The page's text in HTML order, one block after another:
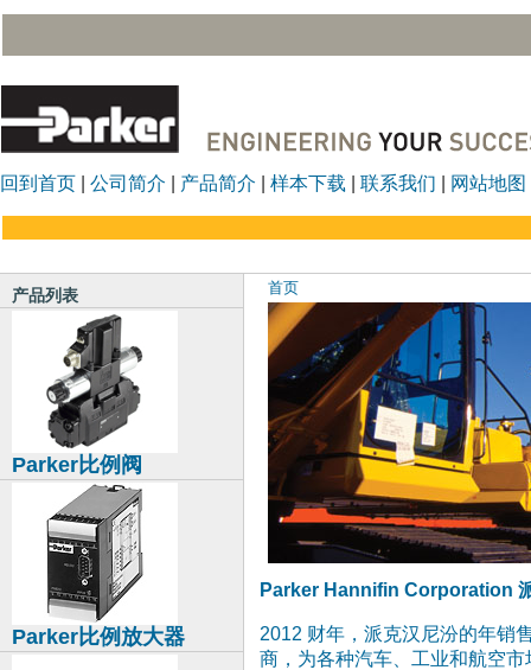
回到首页 公司简介 产品简介 样本下载 联系我们 网站地图
首页
Parker Hannifin Corporation
2012 财年，派克汉尼汾的年销
商，为各种汽车、工业和航空
产品列表
Parker比例阀
Parker比例放大器